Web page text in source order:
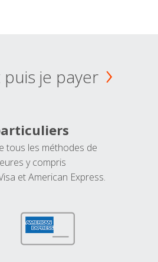
je payer
tous les méthodes de
y compris
et American Express.